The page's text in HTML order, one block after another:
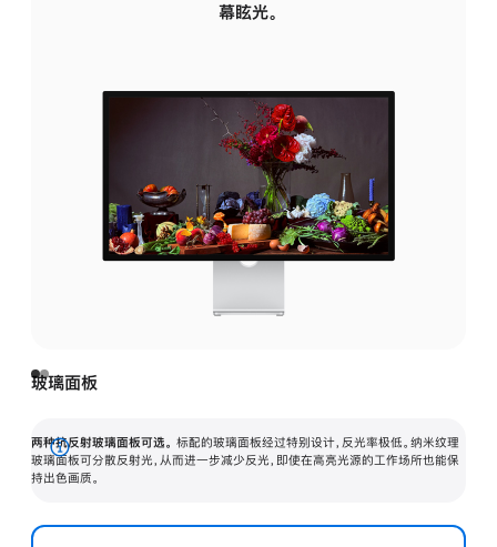
幕眩光。
玻璃面板
两种抗反射玻璃面板可选。 标配的玻璃面板经过特别设计，反光率极低。纳米纹理
玻璃面板可分散反射光，从而进一步减少反光，即使在高亮光源的工作场所也能保
持出色画质。
展
开